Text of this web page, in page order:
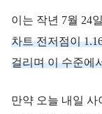
이는 작년 7월 24
차트 전저점이
걸리며 이 수준에
만약 오늘 내일 사